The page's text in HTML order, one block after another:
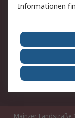
Karriere bei RS
Qualität/
Event-Center
Mainzer Landstraße
Informationen